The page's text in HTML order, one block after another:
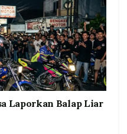
Laporkan Balap Liar